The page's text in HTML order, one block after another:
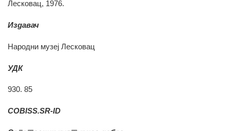
Лесковац, 1976.
Издавач
Народни музеј Лесковац
УДК
930. 85
COBISS.SR-ID